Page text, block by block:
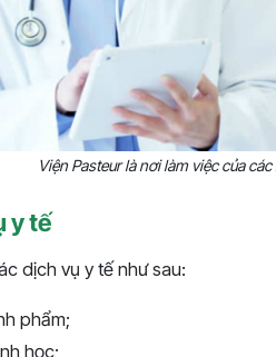
Viện Pasteur là nơi làm việc của
y tế
dịch vụ y tế như sau:
phẩm;
học;